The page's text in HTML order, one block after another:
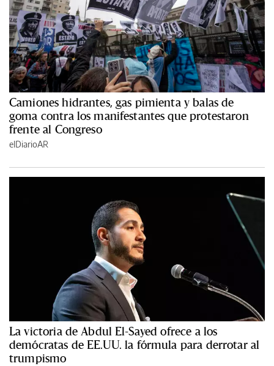
Camiones hidrantes, gas pimienta y balas de
goma contra los manifestantes que protestaron
frente al Congreso
elDiarioAR
La victoria de Abdul El-Sayed ofrece a los
demócratas de EE.UU. la fórmula para derrotar al
trumpismo